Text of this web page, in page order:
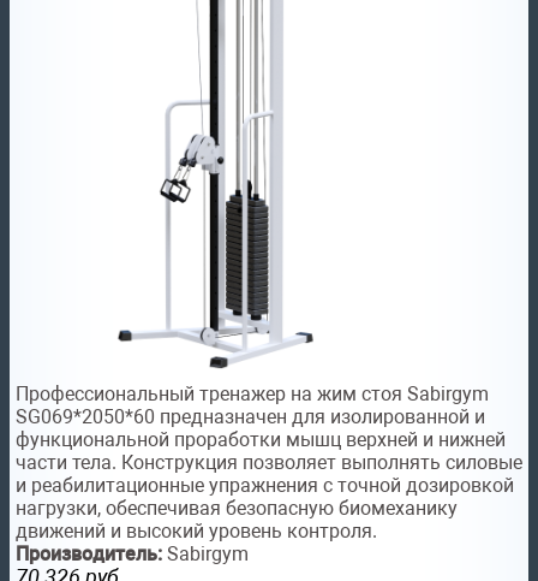
Профессиональный тренажер на жим стоя Sabirgym
SG069*2050*60 предназначен для изолированной и
функциональной проработки мышц верхней и нижней
части тела. Конструкция позволяет выполнять силовые
и реабилитационные упражнения с точной дозировкой
нагрузки, обеспечивая безопасную биомеханику
движений и высокий уровень контроля.
Производитель: Sabirgym